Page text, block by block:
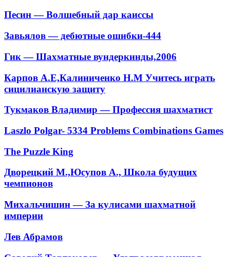
Песин — Волшебный дар каиссы
Завьялов — дебютные ошибки-444
Гик — Шахматные вундеркинды,2006
Карпов А.Е,Калиниченко Н.М Учитесь играть
сицилианскую защиту
Тукмаков Владимир — Профессия шахматист
Laszlo Polgar- 5334 Problems Combinations Games
The Puzzle King
Дворецкий М.,Юсупов А., Школа будущих
чемпионов
Михальчишин — За кулисами шахматной
империи
Лев Абрамов